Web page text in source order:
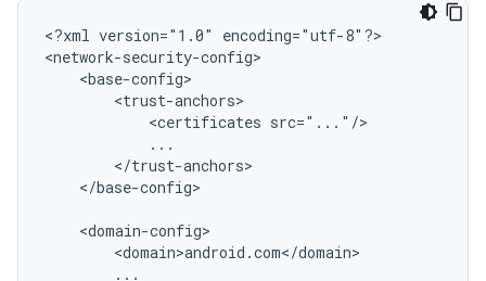
<?xml version="1.0"
encoding="utf-8"?>
<certificates
</base-config>